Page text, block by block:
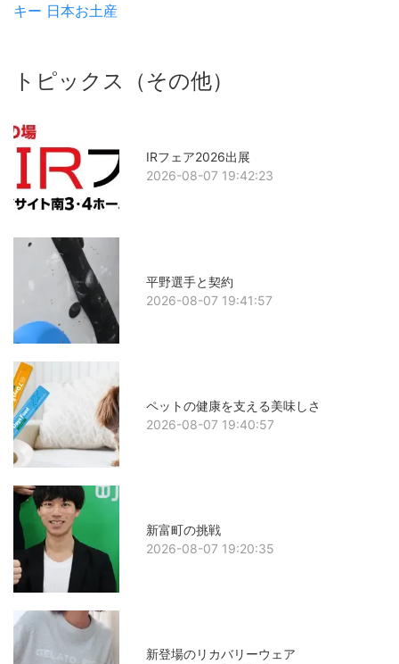
キー 日本お土産
トピックス（その他）
IRフェア2026出展
2026-08-07 19:42:23
平野選手と契約
2026-08-07 19:41:57
ペットの健康を支える美味しさ
2026-08-07 19:40:57
新富町の挑戦
2026-08-07 19:20:35
新登場のリカバリーウェア